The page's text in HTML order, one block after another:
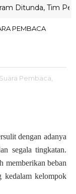
Ditunda, Tim
PEMBACA
Suara Pembaca,
dengan adanya
segala tingkatan.
memberikan beban
kedalam kelompok